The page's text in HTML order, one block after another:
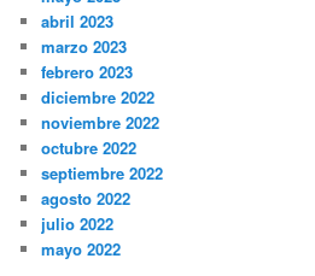
abril 2023
marzo 2023
febrero 2023
diciembre 2022
noviembre 2022
octubre 2022
septiembre 2022
agosto 2022
julio 2022
mayo 2022